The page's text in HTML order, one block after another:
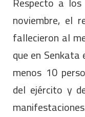
noviembre, el
fallecieron al
que en
menos 10
del ejército y